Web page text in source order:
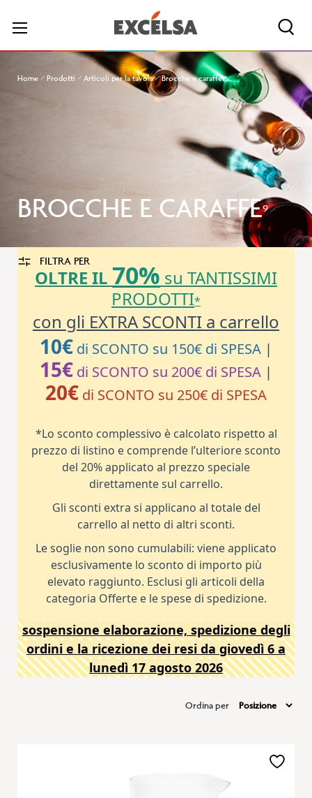
Home Prodotti Articoli per la tavola Brocche e caraffe
BROCCHE E CARAFFE9
OLTRE IL 70% su TANTISSIMI
PRODOTTI*
con gli EXTRA SCONTI a carrello
10€ di SCONTO su 150€ di SPESA |
15€ di SCONTO su 200€ di SPESA |
20€ di SCONTO su 250€ di SPESA
*Lo sconto complessivo è calcolato rispetto al
prezzo di listino e comprende l’ulteriore sconto
del 20% applicato al prezzo speciale
direttamente sul carrello.
Gli sconti extra si applicano al totale del
carrello al netto di altri sconti.
Le soglie non sono cumulabili: viene applicato
esclusivamente lo sconto di importo più
elevato raggiunto. Esclusi gli articoli della
categoria Offerte e le spese di spedizione.
sospensione elaborazione, spedizione degli
ordini e la ricezione dei resi da giovedì 6 a
lunedì 17 agosto 2026
Ordina per
Aggiungi
FILTRA PER